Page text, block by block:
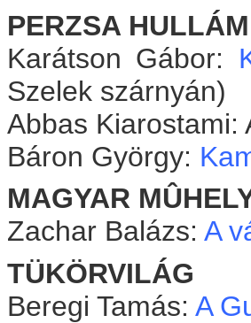
PERZSA HULLÁM
Karátson Gábor:
Szelek szárnyán)
Abbas Kiarostami:
Báron György:
MAGYAR
Zachar Balázs: A
TÜKÖRVILÁG
Beregi Tamás: A